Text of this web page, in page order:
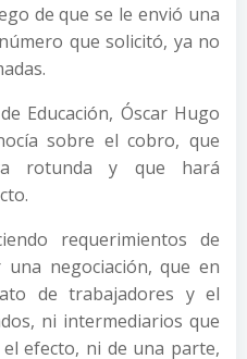
de que se le envió una
que solicitó, ya no
Educación, Óscar Hugo
sobre el cobro, que
rotunda y que hará
requerimientos de
negociación, que en
de trabajadores y el
ni intermediarios que
efecto, ni de una parte,